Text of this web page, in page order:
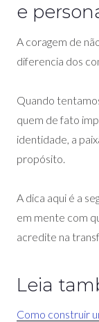
e
A coragem de
diferencia dos
Quando
quem de fato
identidade, a
propósito.
A dica aqui é a
em mente com
acredite na
Leia
Como construir